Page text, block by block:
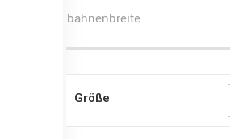
bahnenbreite
Größe